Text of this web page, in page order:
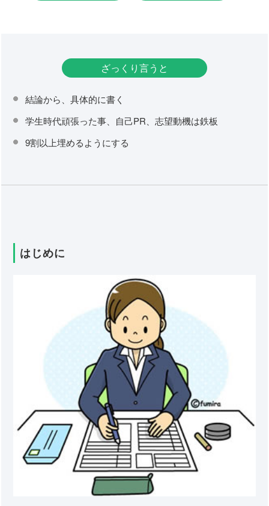
ざっくり言うと
結論から、具体的に書く
学生時代頑張った事、自己PR、志望動機は鉄板
9割以上埋めるようにする
はじめに